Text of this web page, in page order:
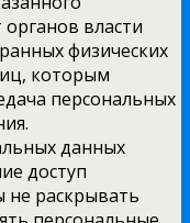
власти
физических
которым
персональных
данных
доступ
не раскрывать